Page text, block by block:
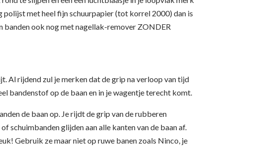
polijst met heel fijn schuurpapier (tot korrel 2000) dan is
banden ook nog met nagellak-remover ZONDER
Al rijdend zul je merken dat de grip na verloop van tijd
bandenstof op de baan en in je wagentje terecht komt.
de baan op. Je rijdt de grip van de rubberen
schuimbanden glijden aan alle kanten van de baan af.
Gebruik ze maar niet op ruwe banen zoals Ninco, je